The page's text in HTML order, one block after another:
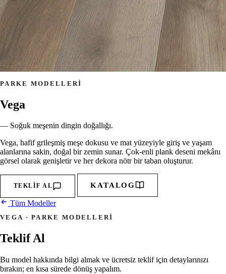
PARKE MODELLERI
Vega
— Soğuk meşenin dingin doğallığı.
Vega, hafif grileşmiş meşe dokusu ve mat yüzeyiyle giriş ve yaşam
alanlarına sakin, doğal bir zemin sunar. Çok-enli plank deseni mekânı
görsel olarak genişletir ve her dekora nötr bir taban oluşturur.
TEKLIF AL KATALOG
Tüm Modeller
VEGA · PARKE MODELLERI
Teklif Al
Bu model hakkında bilgi almak ve ücretsiz teklif için detaylarınızı
bırakın; en kısa sürede dönüş yapalım.